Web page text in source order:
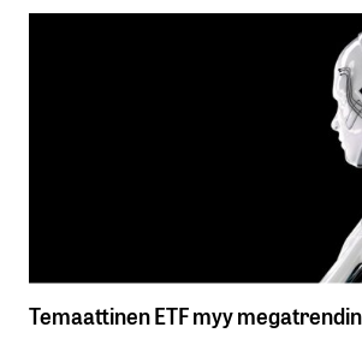
Temaattinen ETF myy